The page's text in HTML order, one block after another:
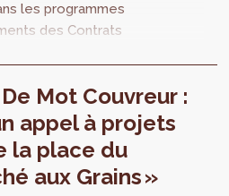
les programmes
des Contrats
Mot Couvreur :
appel à projets
la place du
aux Grains »